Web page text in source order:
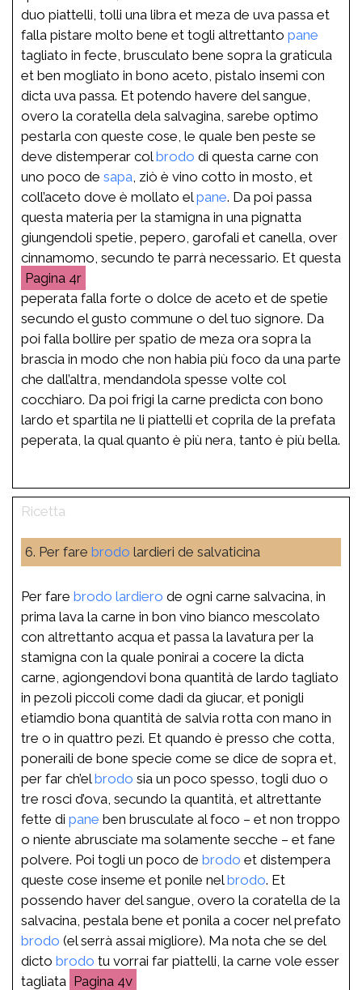
duo piattelli, tolli una libra et meza de uva passa et
falla pistare molto bene et togli altrettanto pane
tagliato in fecte, brusculato bene sopra la graticula
et ben mogliato in bono aceto, pistalo insemi con
dicta uva passa. Et potendo havere del sangue,
overo la coratella dela salvagina, sarebe optimo
pestarla con queste cose, le quale ben peste se
deve distemperar colbrodo di questa carne con
uno poco de sapa , ziò è vino cotto in mosto, et
coll’aceto dove è mollato elpane. Da poi passa
questa materia per la stamigna in una pignatta
giungendoli spetie, pepero, garofali et canella, over
cinnamomo, secundo te parrà necessario. Et questa
4r
peperata falla forte o dolce de aceto et de spetie
secundo el gusto commune o del tuo signore. Da
poi falla bollire per spatio de meza ora sopra la
brascia in modo che non habia più foco da una parte
che dall’altra, mendandola spesse volte col
cocchiaro. Da poi frigi la carne predicta con bono
lardo et spartila ne li piattelli et coprila de la prefata
peperata, la qual quanto è più nera, tanto è più bella.
6. Per fare brodo lardieri de salvaticina
Per fare brodo lardiero de ogni carne salvacina, in
prima lava la carne in bon vino bianco mescolato
con altrettanto acqua et passa la lavatura per la
stamigna con la quale ponirai a cocere la dicta
carne, agiongendovi bona quantità de lardo tagliato
in pezoli piccoli come dadi da giucar, et ponigli
etiamdio bona quantità de salvia rotta con mano in
tre o in quattro pezi. Et quando è presso che cotta,
poneraili de bone specie come se dice de sopra et,
per far ch’elbrodo sia un poco spesso, togli duo o
tre rosci d’ova, secundo la quantità, et altrettante
fette di pane ben brusculate al foco – et non troppo
o niente abrusciate ma solamente secche – et fane
polvere. Poi togli un poco de brodo et distempera
queste cose inseme et ponile nelbrodo. Et
possendo haver del sangue, overo la coratella de la
salvacina, pestala bene et ponila a cocer nel prefato
brodo (el serrà assai migliore). Ma nota che se del
dicto brodo tu vorrai far piattelli, la carne vole esser
tagliata
4v